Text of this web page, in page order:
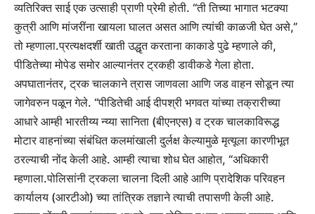
व्यतिरिक्त साई एक उत्साही प्राणी प्रेमी होती. “ती तिच्या भागात भटक्या
कुत्री आणि मांजरींना खायला घालत असत आणि त्यांची काळजी घेत असे,”
तो म्हणाला.प्रत्यक्षदर्शी खाती उद्धृत करताना काकाडे पुढे म्हणाले की,
पीडितेच्या मोपेड समोर आल्यानंतर ट्रकही डावीकडे गेला होता.
अपघातानंतर, ट्रक चालकाने त्रास जाणवला आणि जड वाहन सोडून त्या
जागेवरुन पळून गेले. “पीडितेची आई दीपश्री भगवत यांच्या तक्रारीच्या
आधारे आम्ही भारतीय्य न्य्या सानिता (बीएनएस) व ट्रक चालकाविरूद्ध
मोटार वाहनांच्या संबंधित कलमांखाली दुर्लक्ष केल्यामुळे मृत्यूला कारणीभूत
ठरल्याची नोंद केली आहे. आम्ही त्याचा शोध घेत आहोत, “अधिकारी
म्हणाला.पोलिसांनी ट्रकला चालना दिली आहे आणि प्रादेशिक परिवहन
कार्यालय (आरटीओ) च्या तांत्रिक तज्ञाने त्याची तपासणी केली आहे.